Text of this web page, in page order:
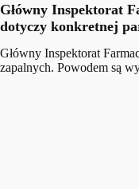
Główny Inspektorat
dotyczy konkretnej
Główny Inspektorat
zapalnych. Powodem są